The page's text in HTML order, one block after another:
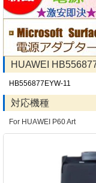
HUAWEI
HB556877EYW-11
対応機種
For HUAWEI P60 Art